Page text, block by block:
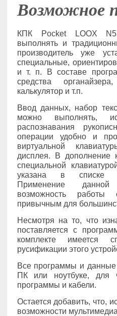
Возможное
КПК Pocket LOOX
выполнять и
производитель уже
специальные,
и т. п. В составе
средства
калькулятор и т.п.
Ввод данных, набор
можно выполнять,
распознавания
операции удобно и
виртуальной
дисплея. В дополнение
специальной
указана в списке
Применение данной
возможность работы
привычным для
Несмотря на то, что
поставляется с
комплекте имеется
русификации этого
Все программы и
ПК или ноутбуке, для
программы и кабели.
Остается добавить, что,
возможности